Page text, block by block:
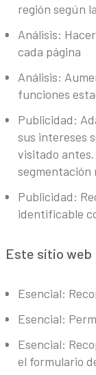
región según
Análisis:
cada página
Análisis:
funciones
Publicidad:
sus intereses
visitado
segmentación
Publicidad:
identificable
Este sitio web
Esencial:
Esencial:
Esencial:
el formulario